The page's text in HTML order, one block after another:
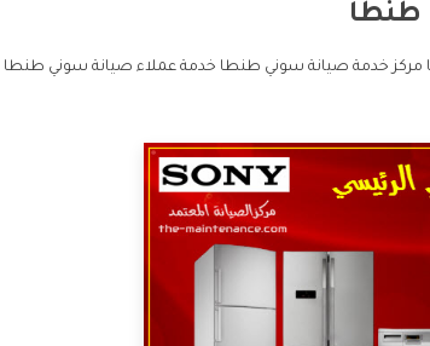
طنطا
مركز خدمة صيانة سوني طنطا خدمة عملاء صيانة سوني